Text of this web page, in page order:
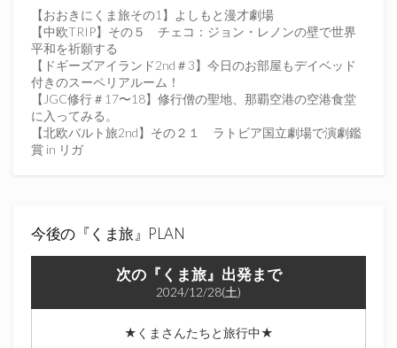
力
し
て
く
だ
さ
い
【おおきにくま旅その1】よしもと漫才劇場
【中欧TRIP】その５ チェコ：ジョン・レノンの壁で世界
平和を祈願する
【ドギーズアイランド2nd＃3】今日のお部屋もデイベッド
付きのスーペリアルーム！
【JGC修行＃17〜18】修行僧の聖地、那覇空港の空港食堂
に入ってみる。
【北欧バルト旅2nd】その２１ ラトビア国立劇場で演劇鑑
賞 in リガ
今後の『くま旅』PLAN
次の『くま旅』出発まで
2024/12/28(土)
★くまさんたちと旅行中★